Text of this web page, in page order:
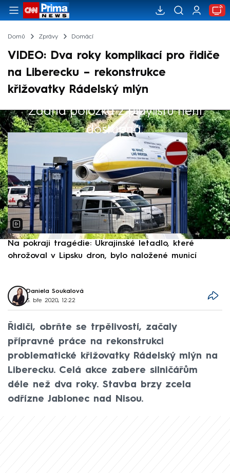
Domů Zprávy Domácí
VIDEO: Dva roky komplikací pro řidiče
na Liberecku – rekonstrukce
křižovatky Rádelský mlýn
Žádná položka z playlistu není
dostupná.
Výběr redakce
Na pokraji tragédie: Ukrajinské letadlo, které
ohrožoval v Lipsku dron, bylo naložené municí
Daniela Soukalová
3. bře 2020, 12:22
Řidiči, obrňte se trpělivostí, začaly
přípravné práce na rekonstrukci
problematické křižovatky Rádelský mlýn na
Liberecku. Celá akce zabere silničářům
déle než dva roky. Stavba brzy zcela
odřízne Jablonec nad Nisou.